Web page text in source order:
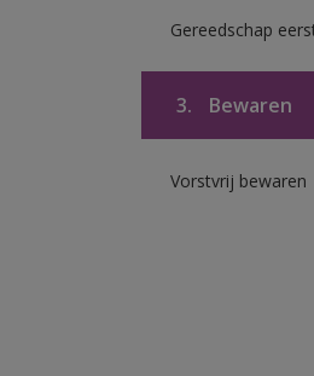
Gereedschap
3. Bewaren
Vorstvrij bewaren